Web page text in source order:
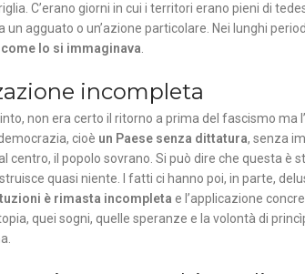
C’erano giorni in cui i territori erano pieni di
agguato o un’azione particolare. Nei lunghi
lo si immaginava.
incompleta
non era certo il ritorno a prima del fascismo
cioè un Paese senza dittatura, senza
centro, il popolo sovrano. Si può dire che questa è
quasi niente. I fatti ci hanno poi, in parte,
è rimasta incompleta e l’applicazione
quei sogni, quelle speranze e la volontà di